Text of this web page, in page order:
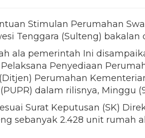
Stimulan Perumahan
Tenggara (Sulteng) bakalan
ala pemerintah Ini
Penyediaan
Perumahan
dalam rilisnya, Minggu
Surat Keputusan (SK)
sebanyak 2.428 unit rumah